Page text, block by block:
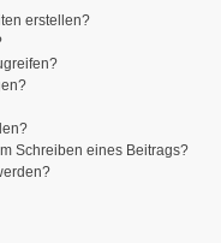
erstellen?
Schreiben eines Beitrags?